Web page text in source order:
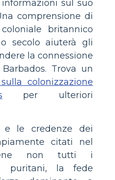
sul suo
comprensione di
britannico
secolo aiuterà gli
la connessione
Trova un
colonizzazione
per ulteriori
le credenze dei
citati nel
non tutti i
puritani, la fede